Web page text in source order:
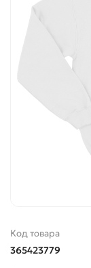
Код товара
365423779